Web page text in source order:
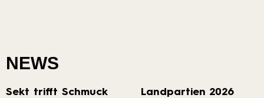
NEWS
Sekt trifft Schmuck Landpartien 2026